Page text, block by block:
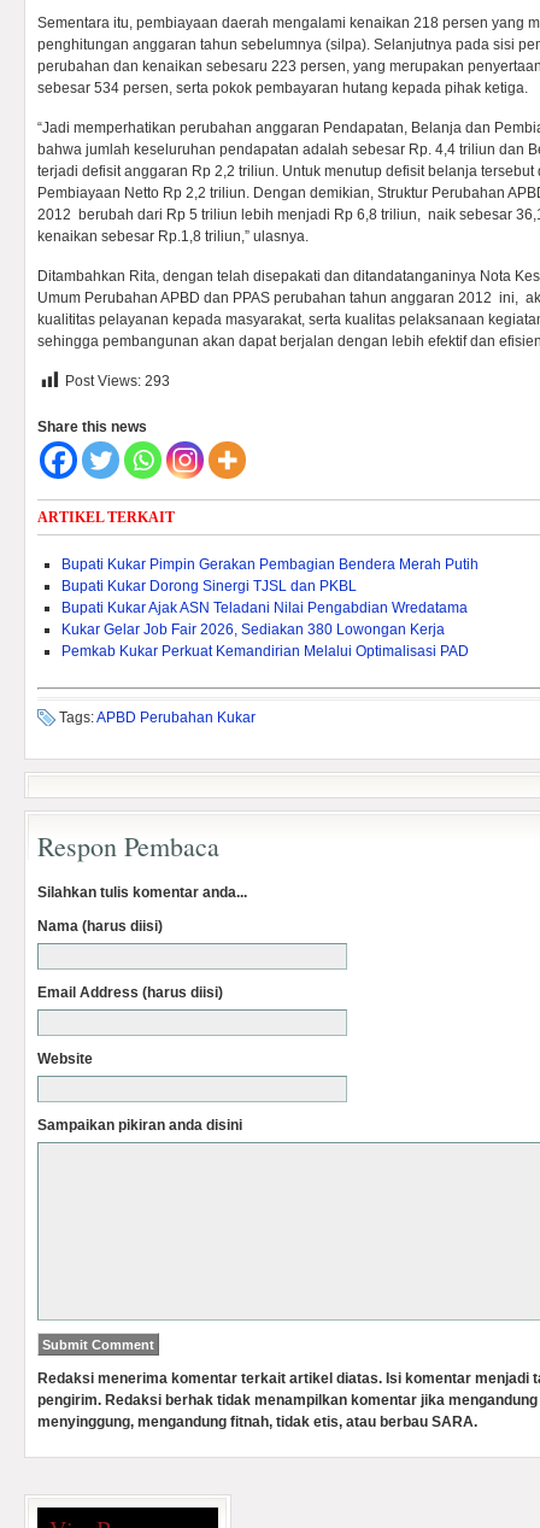
Sementara itu, pembiayaan daerah mengalami kenaikan 218 persen yang
penghitungan anggaran tahun sebelumnya (silpa). Selanjutnya pada sisi
perubahan dan kenaikan sebesaru 223 persen, yang merupakan
sebesar 534 persen, serta pokok pembayaran hutang kepada pihak ketiga.
“Jadi memperhatikan perubahan anggaran Pendapatan, Belanja dan
bahwa jumlah keseluruhan pendapatan adalah sebesar Rp. 4,4 triliun dan
terjadi defisit anggaran Rp 2,2 triliun. Untuk menutup defisit belanja
Pembiayaan Netto Rp 2,2 triliun. Dengan demikian, Struktur Perubahan
2012 berubah dari Rp 5 triliun lebih menjadi Rp 6,8 triliun, naik sebesar
kenaikan sebesar Rp.1,8 triliun,” ulasnya.
Ditambahkan Rita, dengan telah disepakati dan ditandatanganinya Nota
Umum Perubahan APBD dan PPAS perubahan tahun anggaran 2012 ini,
kualititas pelayanan kepada masyarakat, serta kualitas pelaksanaan
sehingga pembangunan akan dapat berjalan dengan lebih efektif dan
Post Views: 293
Share this news
ARTIKEL TERKAIT
Bupati Kukar Pimpin Gerakan Pembagian Bendera Merah Putih
Bupati Kukar Dorong Sinergi TJSL dan PKBL
Bupati Kukar Ajak ASN Teladani Nilai Pengabdian Wredatama
Kukar Gelar Job Fair 2026, Sediakan 380 Lowongan Kerja
Pemkab Kukar Perkuat Kemandirian Melalui Optimalisasi PAD ‎
Tags:APBD Perubahan Kukar
Respon Pembaca
Silahkan tulis komentar anda...
Nama (harus diisi)
Email Address (harus diisi)
Website
Sampaikan pikiran anda disini
Redaksi menerima komentar terkait artikel diatas. Isi komentar menjadi
pengirim. Redaksi berhak tidak menampilkan komentar jika
menyinggung, mengandung fitnah, tidak etis, atau berbau SARA.